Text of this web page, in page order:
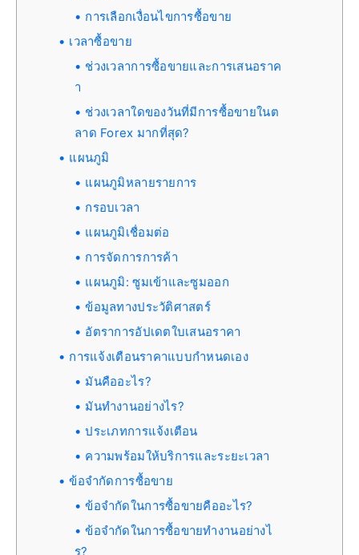
การเลือกเงื่อนไขการซื้อขาย
เวลาซื้อขาย
ช่วงเวลาการซื้อขายและการเสนอราค
า
ช่วงเวลาใดของวันที่มีการซื้อขายในต
ลาด Forex มากที่สุด?
แผนภูมิ
แผนภูมิหลายรายการ
กรอบเวลา
แผนภูมิเชื่อมต่อ
การจัดการการค้า
แผนภูมิ: ซูมเข้าและซูมออก
ข้อมูลทางประวัติศาสตร์
อัตราการอัปเดตใบเสนอราคา
การแจ้งเตือนราคาแบบกำหนดเอง
มันคืออะไร?
มันทำงานอย่างไร?
ประเภทการแจ้งเตือน
ความพร้อมให้บริการและระยะเวลา
ข้อจำกัดการซื้อขาย
ข้อจำกัดในการซื้อขายคืออะไร?
ข้อจำกัดในการซื้อขายทำงานอย่างไ
ร?